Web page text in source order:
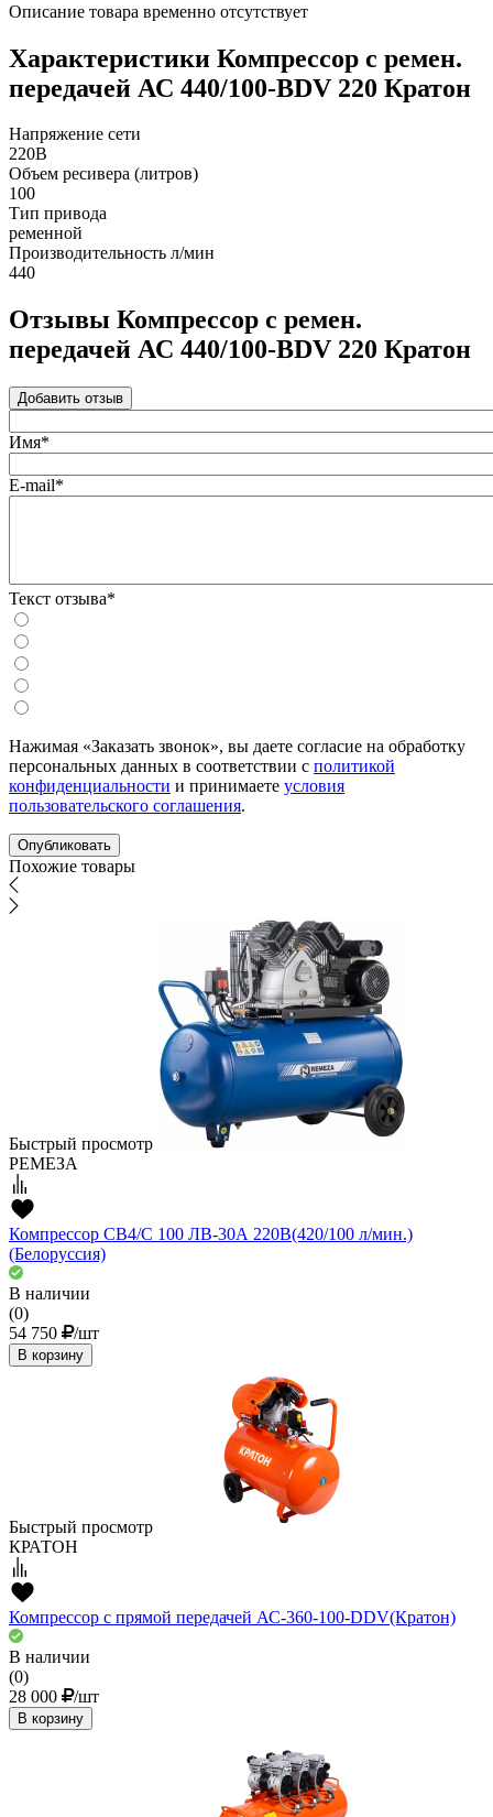
Описание товара временно отсутствует
Характеристики Компрессор с ремен.
передачей АС 440/100-BDV 220 Кратон
Напряжение сети
220В
Объем ресивера (литров)
100
Тип привода
ременной
Производительность л/мин
440
Отзывы Компрессор с ремен.
передачей АС 440/100-BDV 220 Кратон
Добавить отзыв
Имя*
E-mail*
Текст отзыва*
Нажимая «Заказать звонок», вы даете согласие на обработку
персональных данных в соответствии с политикой
конфиденциальности и принимаете условия
пользовательского соглашения.
Похожие товары
Быстрый просмотр
РЕМЕЗА
Компрессор СВ4/С 100 ЛВ-30А 220В(420/100 л/мин.)
(Белоруссия)
В наличии
(0)
54 750
/шт
В корзину
Быстрый просмотр
КРАТОН
Компрессор с прямой передачей АС-360-100-DDV(Кратон)
В наличии
(0)
28 000
/шт
В корзину